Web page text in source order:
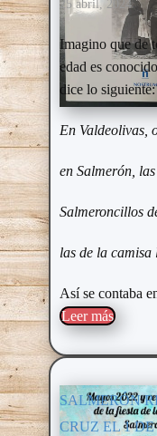
25 abril, 2024
Imagino que de
edad es
dice lo siguiente:
En Valdeolivas,
en Salmerón,
Salmeroncillos
las de la camisa
Así se contaba
Leer más​
SALMERÓN
CRUZ EL 1